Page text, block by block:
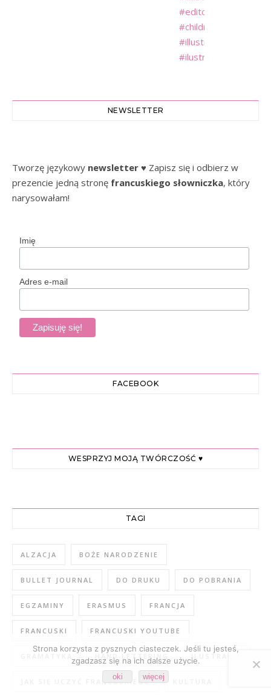
NEWSLETTER
Tworzę językowy newsletter ♥ Zapisz się i odbierz w
prezencie jedną stronę francuskiego słowniczka, który
narysowałam!
Imię
Adres e-mail
FACEBOOK
WESPRZYJ MOJĄ TWÓRCZOŚĆ ♥
TAGI
ALZACJA BOŻE NARODZENIE
BULLET JOURNAL DO DRUKU DO POBRANIA
EGZAMINY ERASMUS FRANCJA
FRANCUSKI FRANCUSKI YOUTUBE
HAND LETTERING ILUSTRACJA
JAK SIĘ UCZYĆ FRANCUSKIEGO
Strona korzysta z pysznych ciasteczek. Jeśli tu jesteś,
zgadzasz się na ich dalsze użycie.
oki więcej